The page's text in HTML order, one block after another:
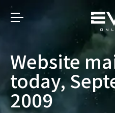
Website
today,
2009